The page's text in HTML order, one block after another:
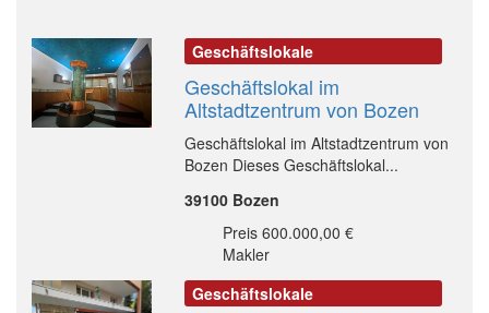
Geschäftslokale
Geschäftslokal im
Altstadtzentrum von Bozen
Geschäftslokal im Altstadtzentrum von
Bozen Dieses Geschäftslokal...
39100 Bozen
Preis 600.000,00 €
Makler
Geschäftslokale